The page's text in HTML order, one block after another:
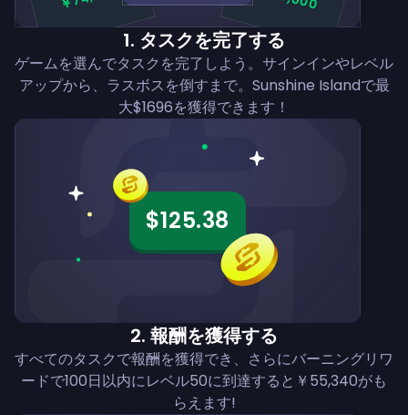
1. タスクを完了する
ゲームを選んでタスクを完了しよう。サインインやレベル
アップから、ラスボスを倒すまで。Sunshine Islandで最
大$1696を獲得できます！
$125.38
2. 報酬を獲得する
すべてのタスクで報酬を獲得でき、さらにバーニングリワ
ードで100日以内にレベル50に到達すると￥55,340がも
らえます!